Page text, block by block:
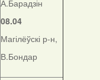
А.Барадзін
08.04
Магілёўскі р-н,
В.Бондар